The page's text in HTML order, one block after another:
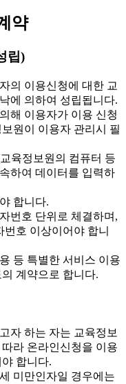
약
립)
의 이용신청에 대한 교
에 의하여 성립됩니다.
해 이용자가 이용 신청
원이 이용자 관리시 필
육정보원의 컴퓨터 등
하여 데이터를 입력하
합니다.
번호 단위로 체결하며,
호 이상이어야 합니
등 특별한 서비스 이용
계약으로 합니다.
자 하는 자는 교육정보
라 온라인신청을 이용
합니다.
미만인자일 경우에는